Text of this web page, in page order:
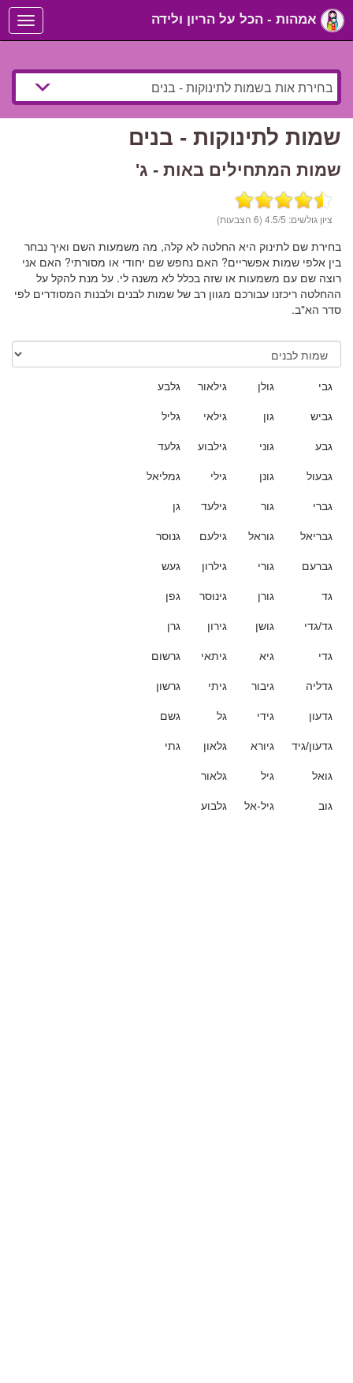
Toggle
navigation
שמות לתינוקות - בנים
שמות המתחילים באות - ג'
ציון גולשים: 4.5/5 (6 הצבעות)
בחירת שם לתינוק היא החלטה לא קלה, מה משמעות השם ואיך נבחר
בין אלפי שמות אפשריים? האם נחפש שם יחודי או מסורתי? האם אני
רוצה שם עם משמעות או שזה בכלל לא משנה לי. על מנת להקל על
ההחלטה ריכזנו עבורכם מגוון רב של שמות לבנים ולבנות המסודרים לפי
סדר הא"ב.
גבי
גביש
גבע
גבעול
גברי
גבריאל
גברעם
גד
גד/גדי
גדי
גדליה
גדעון
גדעון/גיד
גואל
גוב
גולן
גון
גוני
גונן
גור
גוראל
גורי
גורן
גושן
גיא
גיבור
גידי
גיורא
גיל
גיל-אל
גילאור
גילאי
גילבוע
גילי
גילעד
גילעם
גילרון
גינוסר
גירון
גיתאי
גיתי
גל
גלאון
גלאור
גלבוע
גלבע
גליל
גלעד
גמליאל
גן
גנוסר
געש
גפן
גרן
גרשום
גרשון
גשם
גתי